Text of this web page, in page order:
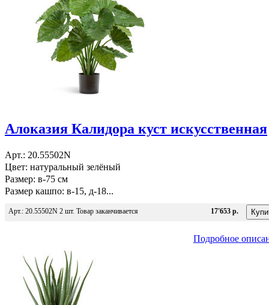
Алоказия Калидора куст искусственная
Арт.: 20.55502N
Цвет: натуральный зелёный
Размер: в-75 см
Размер кашпо: в-15, д-18...
Арт.: 20.55502N 2 шт. Товар заканчивается 17'653 р.
Подробное